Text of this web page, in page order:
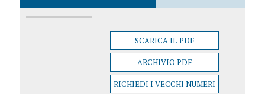
SCARICA IL PDF
ARCHIVIO PDF
RICHIEDI I VECCHI NUMERI